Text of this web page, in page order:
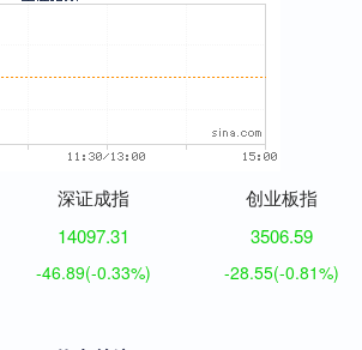
深证成指
14097.31
-46.89(-0.33%)
创业板指
3506.59
-28.55(-0.81%)